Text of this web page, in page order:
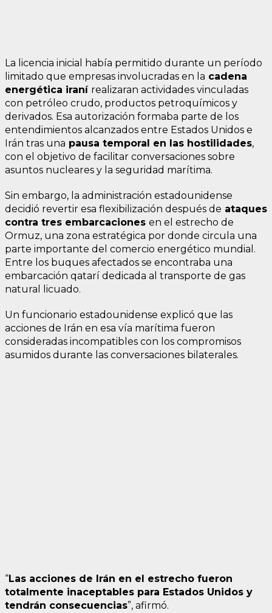
La licencia inicial había permitido durante un período
limitado que empresas involucradas en la cadena
energética iraní realizaran actividades vinculadas
con petróleo crudo, productos petroquímicos y
derivados. Esa autorización formaba parte de los
entendimientos alcanzados entre Estados Unidos e
Irán tras una pausa temporal en las hostilidades,
con el objetivo de facilitar conversaciones sobre
asuntos nucleares y la seguridad marítima.
Sin embargo, la administración estadounidense
decidió revertir esa flexibilización después de ataques
contra tres embarcaciones en el estrecho de
Ormuz, una zona estratégica por donde circula una
parte importante del comercio energético mundial.
Entre los buques afectados se encontraba una
embarcación qatarí dedicada al transporte de gas
natural licuado.
Un funcionario estadounidense explicó que las
acciones de Irán en esa vía marítima fueron
consideradas incompatibles con los compromisos
asumidos durante las conversaciones bilaterales.
“Las acciones de Irán en el estrecho fueron
totalmente inaceptables para Estados Unidos y
tendrán consecuencias”, afirmó.